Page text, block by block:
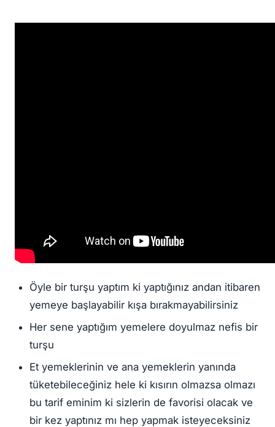
Öyle bir turşu yaptım ki yaptığınız andan itibaren
yemeye başlayabilir kışa bırakmayabilirsiniz
Her sene yaptığım yemelere doyulmaz nefis bir
turşu
Et yemeklerinin ve ana yemeklerin yanında
tüketebileceğiniz hele ki kısırın olmazsa olmazı
bu tarif eminim ki sizlerin de favorisi olacak ve
bir kez yaptınız mı hep yapmak isteyeceksiniz